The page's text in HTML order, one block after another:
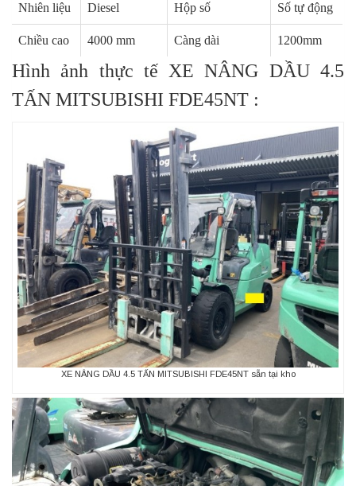
Nhiên liệu Diesel Hộp số Số tự động
Chiều cao 4000 mm Càng dài 1200mm
Hình ảnh thực tếXE NÂNG DẦU 4.5
TẤN MITSUBISHI FDE45NT :
XE NÂNG DẦU 4.5 TẤN MITSUBISHI FDE45NT sẵn tại kho